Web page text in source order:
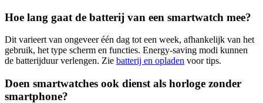
Hoe lang gaat de batterij van een smartwatch mee?
Dit varieert van ongeveer één dag tot een week, afhankelijk van het
gebruik, het type scherm en functies. Energy-saving modi kunnen
de batterijduur verlengen. Zie batterij en opladen voor tips.
Doen smartwatches ook dienst als horloge zonder
smartphone?